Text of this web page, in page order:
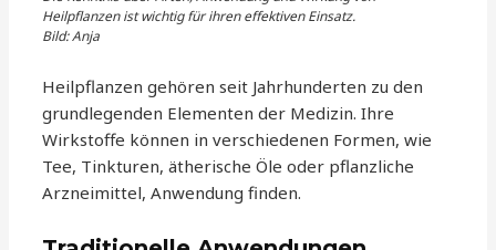
Heilpflanzen ist wichtig für ihren effektiven Einsatz.
Bild: Anja
Heilpflanzen gehören seit Jahrhunderten zu den
grundlegenden Elementen der Medizin. Ihre
Wirkstoffe können in verschiedenen Formen, wie
Tee, Tinkturen, ätherische Öle oder pflanzliche
Arzneimittel, Anwendung finden.